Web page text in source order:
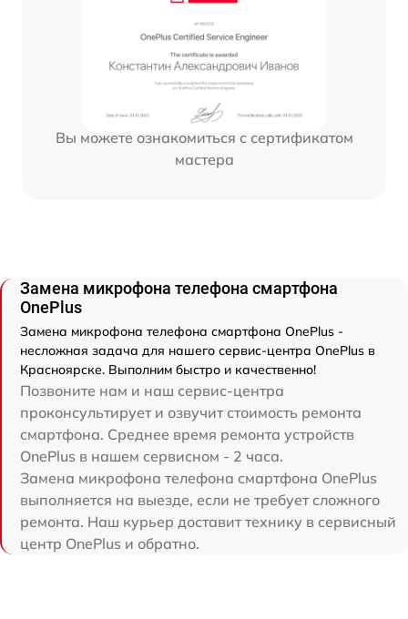
Вы можете ознакомиться с сертификатом
мастера
Замена микрофона телефона смартфона
OnePlus
Замена микрофона телефона смартфона OnePlus -
несложная задача для нашего сервис-центра OnePlus в
Красноярске. Выполним быстро и качественно!
Позвоните нам и наш сервис-центра
проконсультирует и озвучит стоимость ремонта
смартфона. Среднее время ремонта устройств
OnePlus в нашем сервисном - 2 часа.
Замена микрофона телефона смартфона OnePlus
выполняется на выезде, если не требует сложного
ремонта. Наш курьер доставит технику в сервисный
центр OnePlus и обратно.